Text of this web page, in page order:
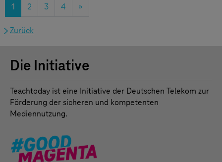
1 2 3 4 »
Zurück
Die Initiative
Teachtoday ist eine Initiative der Deutschen Telekom zur
Förderung der sicheren und kompetenten
Mediennutzung.